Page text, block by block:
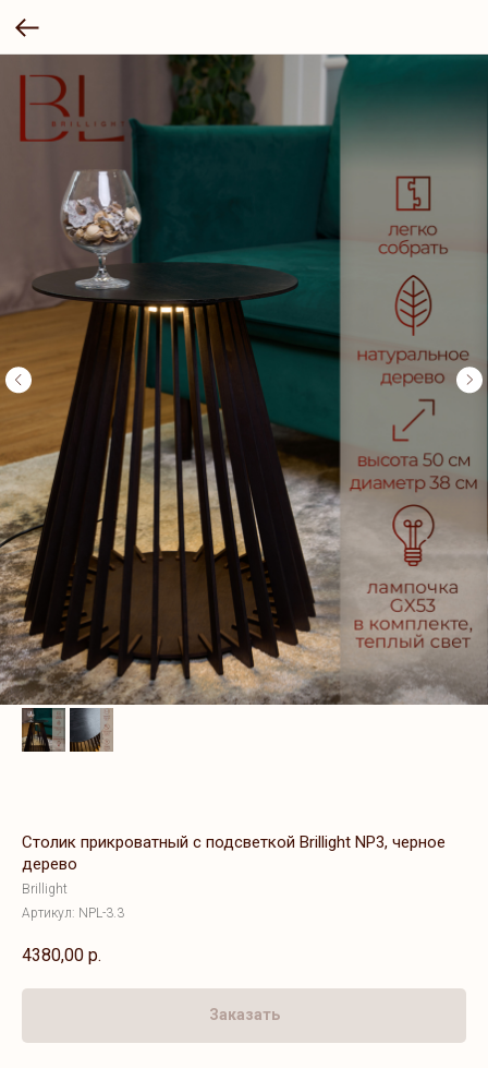
Столик прикроватный с подсветкой Brillight NP3, черное
дерево
Brillight
Артикул: NPL-3.3
4380,00 р.
Заказать